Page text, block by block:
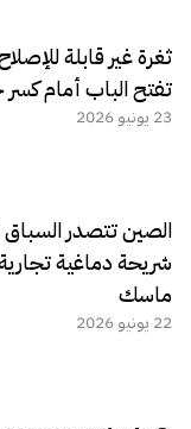
ثغرة غير قابلة
تفتح الباب أمام
23 يونيو 2026
الصين تتصدر السباق
شريحة دماغية
ماسك
22 يونيو 2026